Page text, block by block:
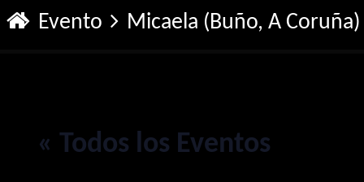
Evento Micaela (Buño, A Coruña)
« Todos los Eventos